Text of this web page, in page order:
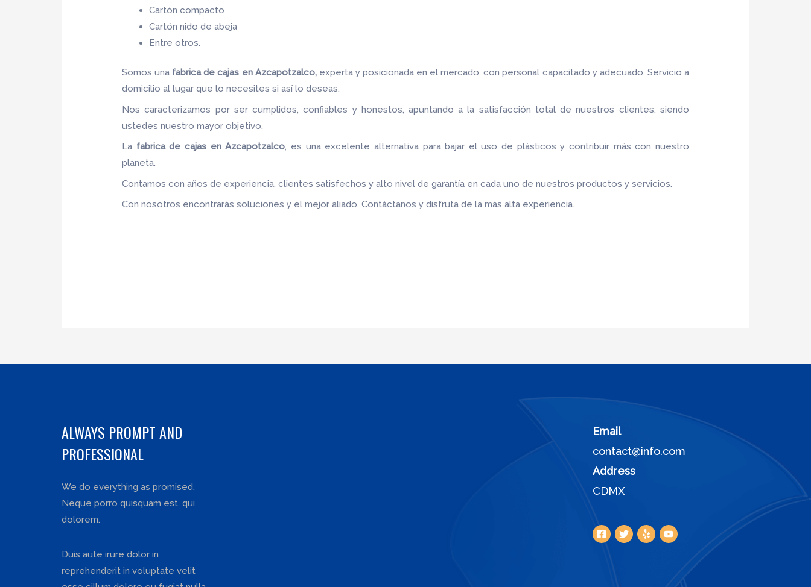
Cartón compacto
Cartón nido de abeja
Entre otros.
Somos una fabrica de cajas en Azcapotzalco, experta y posicionada en el mercado, con personal capacitado y adecuado. Servicio a
domicilio al lugar que lo necesites si así lo deseas.
Nos caracterizamos por ser cumplidos, confiables y honestos, apuntando a la satisfacción total de nuestros clientes, siendo
ustedes nuestro mayor objetivo.
La fabrica de cajas en Azcapotzalco, es una excelente alternativa para bajar el uso de plásticos y contribuir más con nuestro
planeta.
Contamos con años de experiencia, clientes satisfechos y alto nivel de garantía en cada uno de nuestros productos y servicios.
Con nosotros encontrarás soluciones y el mejor aliado.Contáctanos y disfruta de la más alta experiencia.
ALWAYS PROMPT AND
PROFESSIONAL
We do everything as promised.
Neque porro quisquam est, qui
dolorem.
Duis aute irure dolor in
reprehenderit in voluptate velit
Email
contact@info.com
Address
CDMX